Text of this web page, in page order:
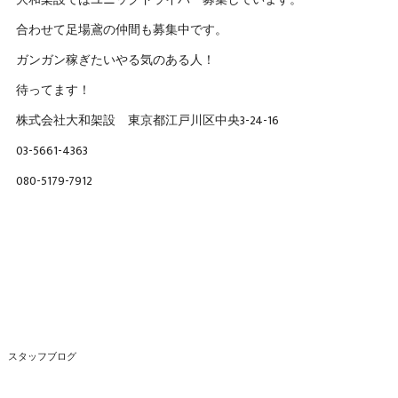
合わせて足場鳶の仲間も募集中です。
ガンガン稼ぎたいやる気のある人！
待ってます！
株式会社大和架設 東京都江戸川区中央3-24-16
03-5661-4363
080-5179-7912
スタッフブログ